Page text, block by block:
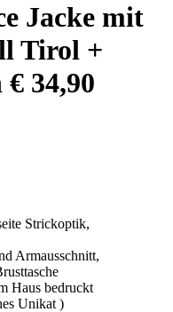
Jacke mit
Tirol +
34,90
Strickoptik,
Armausschnitt,
Haus bedruckt
Unikat )